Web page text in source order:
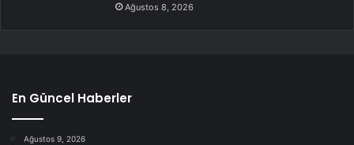
Ağustos 8, 2026
En Güncel Haberler
Ağustos 9, 2026